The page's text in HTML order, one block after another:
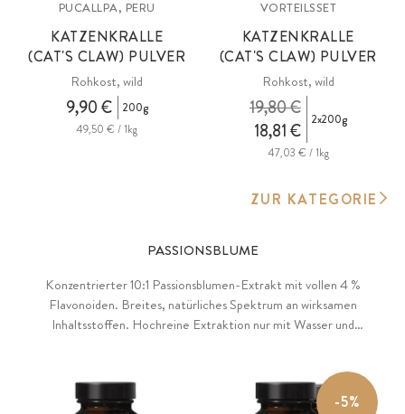
PUCALLPA, PERU
KATZENKRALLE
(CAT'S CLAW) PULVER
Rohkost, wild
9,90 €
200g
49,50 € / 1kg
VORTEILSSET
KATZENKRALLE
(CAT'S CLAW) PULVER
Rohkost, wild
18,81 €
19,80 € 2x200g
47,03 € / 1kg
ZUR KATEGORIE
PASSIONSBLUME
Konzentrierter 10:1 Passionsblumen-Extrakt mit vollen 4 %
Flavonoiden. Breites, natürliches Spektrum an wirksamen
Inhaltsstoffen. Hochreine Extraktion nur mit Wasser und
-5%